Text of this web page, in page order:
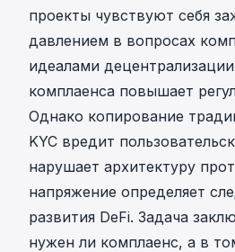
проекты чувствуют себя
давлением в вопросах
идеалами
комплаенса повышает
Однако копирование
KYC вредит
нарушает архитектуру
напряжение определяет
развития DeFi. Задача
нужен ли комплаенс, а в